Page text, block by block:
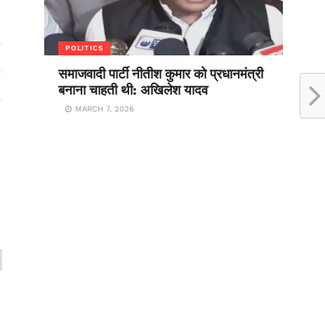
POLITICS
समाजवादी पार्टी नीतीश कुमार को प्रधानमंत्री
बनाना चाहती थी: अखिलेश यादव
MARCH 7, 2026